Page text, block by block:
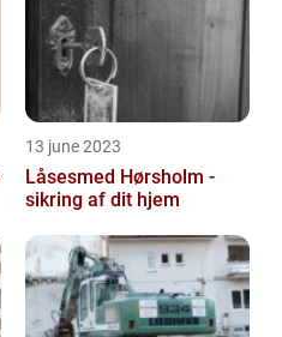
13 june 2023
Låsesmed Hørsholm -
sikring af dit hjem